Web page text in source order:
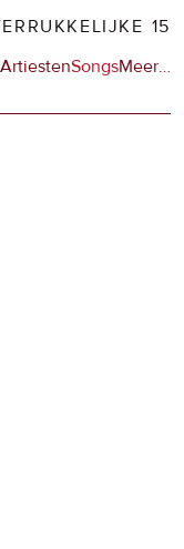
15
ArtiestenSongsMeerop
…